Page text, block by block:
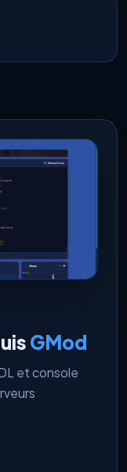
GMod
et console